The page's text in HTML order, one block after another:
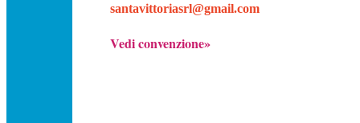
santavittoriasrl@gmail.com
Vedi convenzione»